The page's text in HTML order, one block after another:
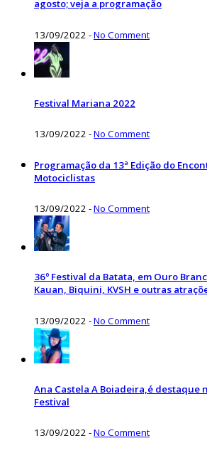
agosto; veja a programação
13/09/2022 -No Comment
Festival Mariana 2022
13/09/2022 -No Comment
Programação da 13ª Edição do
Motociclistas
13/09/2022 -No Comment
36º Festival da Batata, em Ouro
Kauan, Biquini, KVSH e outras
13/09/2022 -No Comment
Ana Castela A Boiadeira,é destaque
Festival
13/09/2022 -No Comment